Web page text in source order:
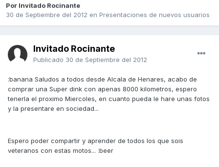
Por Invitado Rocinante
30 de Septiembre del 2012 en Presentaciones de nuevos usuarios
Invitado Rocinante
Publicado 30 de Septiembre del 2012
:banana Saludos a todos desde Alcala de Henares, acabo de
comprar una Super dink con apenas 8000 kilometros, espero
tenerla el proximo Miercoles, en cuanto pueda le hare unas fotos
y la presentare en sociedad...
Espero poder compartir y aprender de todos los que sois
veteranos con estas motos... :beer